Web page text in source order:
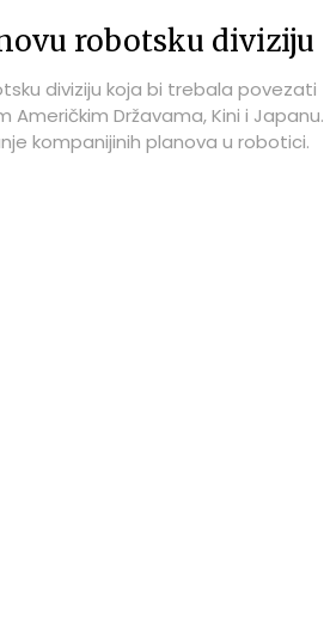
robotsku diviziju
diviziju koja bi trebala povezati
Državama, Kini i Japanu.
kompanijinih planova u robotici.